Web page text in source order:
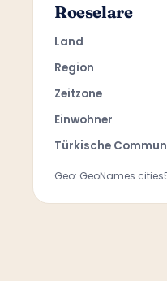
Roeselare
Land
Region
Zeitzone
Einwohner
Türkische
Geo: GeoNames